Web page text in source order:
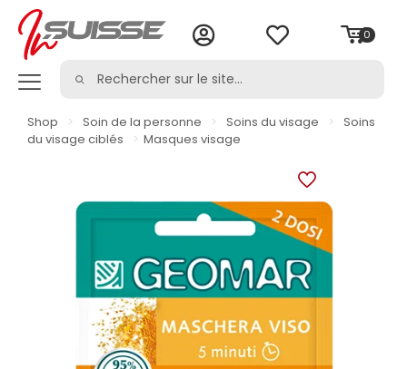
0
Shop > Soin de la personne > Soins du visage >
Soins
du visage ciblés
> Masques visage